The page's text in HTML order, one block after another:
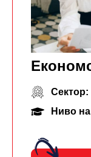
Сектор:
Ниво